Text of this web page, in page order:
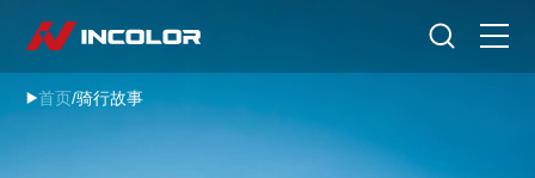
首页
首页/骑行故事